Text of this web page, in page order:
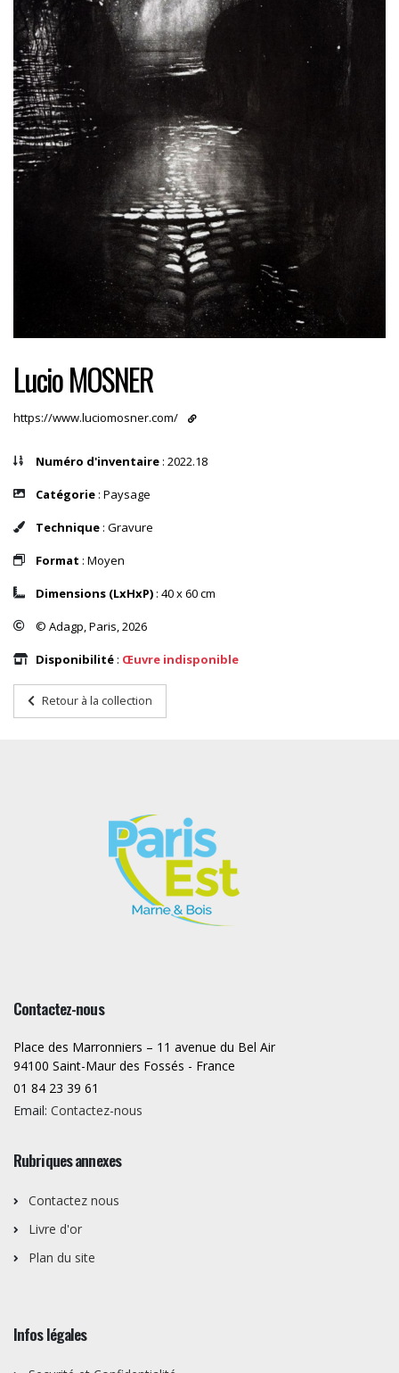
Lucio MOSNER
https://www.luciomosner.com/
Numéro d'inventaire : 2022.18
Catégorie : Paysage
Technique : Gravure
Format : Moyen
Dimensions (LxHxP) : 40 x 60 cm
© Adagp, Paris, 2026
Disponibilité : Œuvre indisponible
Retour à la collection
Contactez-nous
Place des Marronniers – 11 avenue du Bel Air
94100 Saint-Maur des Fossés - France
01 84 23 39 61
Email: Contactez-nous
Rubriques annexes
Contactez nous
Livre d'or
Plan du site
Infos légales